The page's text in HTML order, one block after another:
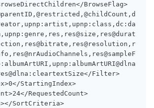
BrowseFlag>
Filter>
StartingIndex>
RequestedCount>
SortCriteria>